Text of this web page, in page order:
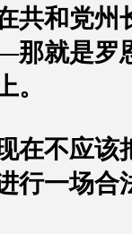
共和党州
那就是罗
。
在不应该
行一场合